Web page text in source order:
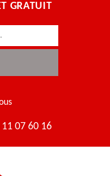
GRATUIT
07 60 16